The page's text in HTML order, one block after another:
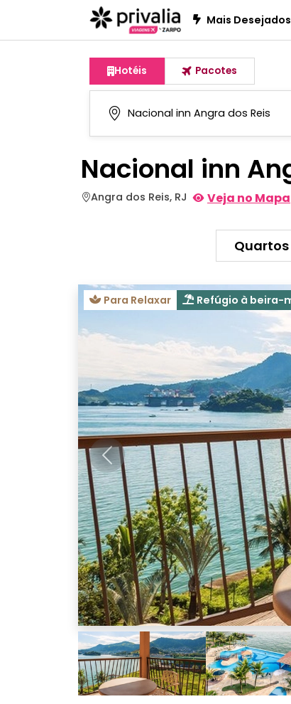
Mais Desejados
Hotéis Pacotes
Nacional inn
Angra dos Reis, RJ Veja no Mapa
Quartos
Anterior
Para Relaxar Refúgio à beira-